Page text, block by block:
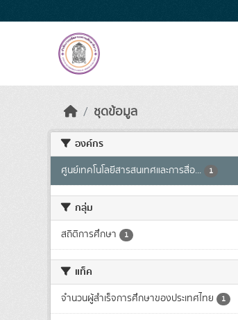
ชุดข้อมูล
องค์กร
ศูนย์เทคโนโลยีสารสนเทศและการสื่อ... 1
กลุ่ม
สถิติการศึกษา 1
แท็ค
จำนวนผู้สำเร็จการศึกษาของประเทศไทย 1